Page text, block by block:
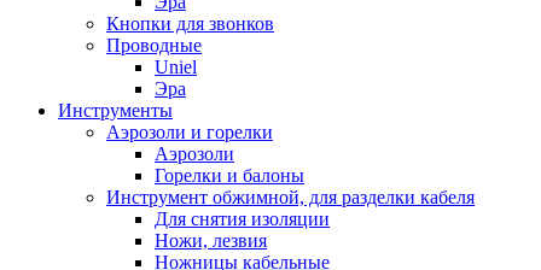
Кнопки для звонков
Проводные
Uniel
Эра
Инструменты
Аэрозоли и горелки
Аэрозоли
Горелки и балоны
Инструмент обжимной, для разделки кабеля
Для снятия изоляции
Ножи, лезвия
Ножницы кабельные